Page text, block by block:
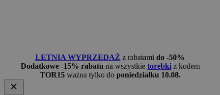
LETNIA WYPRZEDAŻ z rabatami do -50%
Dodatkowe -15% rabatu na wszystkie torebkiz kodem
TOR15 ważna tylko do poniedziałku 10.08.